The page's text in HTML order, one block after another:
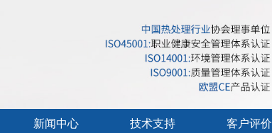
新闻中心 技术支持 客户评价